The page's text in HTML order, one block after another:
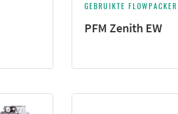
GEBRUIKTE FLOWPACKER
PFM Zenith EW